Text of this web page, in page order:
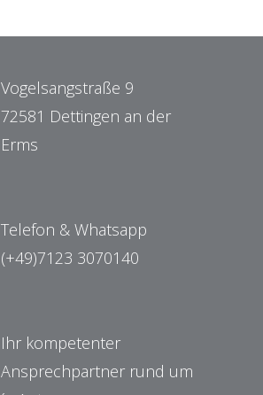
Vogelsangstraße 9
72581 Dettingen an der
Erms
Telefon & Whatsapp
(+49)7123 3070140
Ihr kompetenter
Ansprechpartner rund um